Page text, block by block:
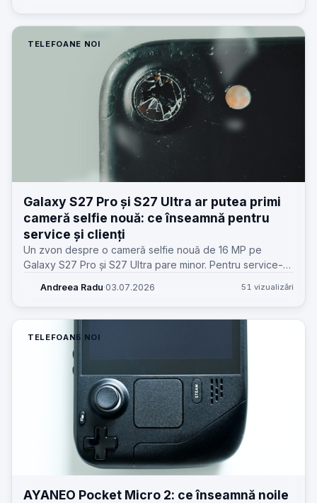
TELEFOANE NOI
Galaxy S27 Pro și S27 Ultra ar putea primi
cameră selfie nouă: ce înseamnă pentru
service și clienți
Un zvon despre o cameră selfie nouă de 16 MP pe
Galaxy S27 Pro și S27 Ultra pare minor. Pentru service-
clienților.
Andreea Radu·03.07.2026 51 vizualizări
TELEFOANE NOI
AYANEO Pocket Micro 2: ce înseamnă noile